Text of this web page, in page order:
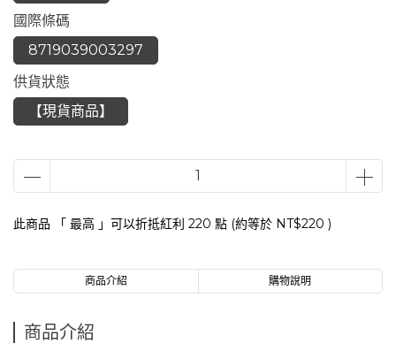
國際條碼
8719039003297
供貨狀態
【現貨商品】
此商品 「 最高 」可以折抵紅利 220 點 (約等於 NT$220 )
商品介紹 購物說明
商品介紹